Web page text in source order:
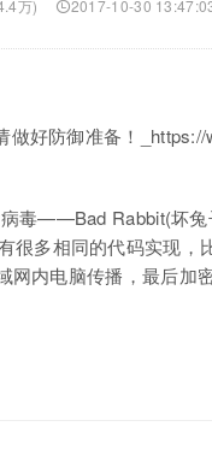
万) 2017-10-30
毒——Bad Rabbit(坏兔
多相同的代码实现，
网内电脑传播，最后加